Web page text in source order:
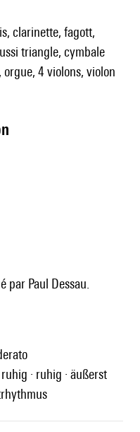
clarinette, fagott,
triangle, cymbale
orgue, 4 violons, violon
par Paul Dessau.
· ruhig · äußerst